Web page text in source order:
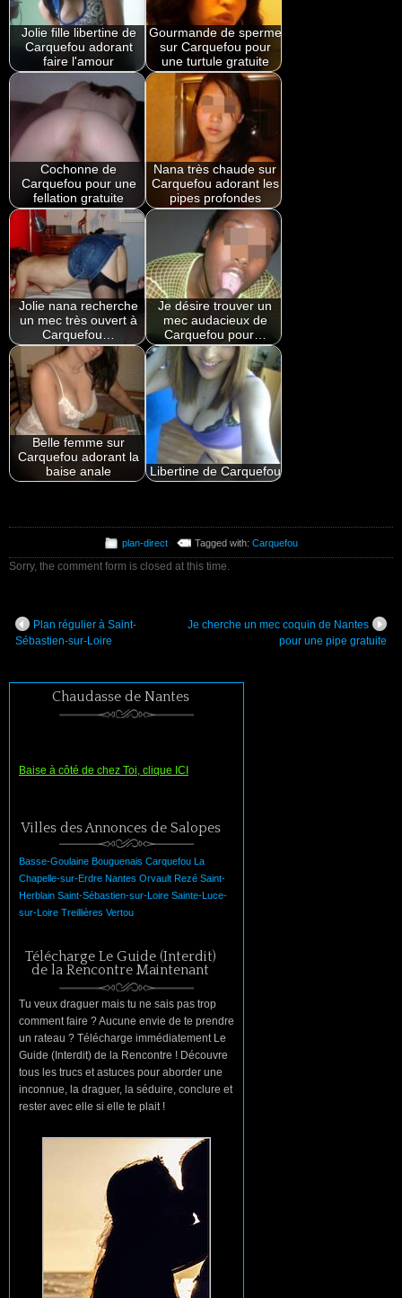
Jolie fille libertine de
Carquefou adorant
faire l'amour
Gourmande de sperme
sur Carquefou pour
une turtule gratuite
Cochonne de
Carquefou pour une
fellation gratuite
Nana très chaude sur
Carquefou adorant les
pipes profondes
Jolie nana recherche
un mec très ouvert à
Carquefou…
Je désire trouver un
mec audacieux de
Carquefou pour…
Belle femme sur
Carquefou adorant la
baise anale
Libertine de Carquefou
plan-direct Tagged with:Carquefou
Sorry, the comment form is closed at this time.
Plan régulier à Saint-
Sébastien-sur-Loire
Je cherche un mec coquin de Nantes
pour une pipe gratuite
Chaudasse de Nantes
Baise à côté de chez Toi, clique ICI
Villes des Annonces de Salopes
Basse-Goulaine Bouguenais Carquefou La
Chapelle-sur-Erdre Nantes Orvault Rezé Saint-
Herblain Saint-Sébastien-sur-Loire Sainte-Luce-
sur-Loire Treillières Vertou
Télécharge Le Guide (Interdit)
de la Rencontre Maintenant
Tu veux draguer mais tu ne sais pas trop
comment faire ? Aucune envie de te prendre
un rateau ? Télécharge immédiatement Le
Guide (Interdit) de la Rencontre ! Découvre
tous les trucs et astuces pour aborder une
inconnue, la draguer, la séduire, conclure et
rester avec elle si elle te plait !